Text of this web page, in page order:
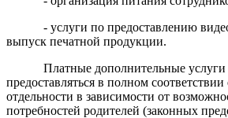
- услуги по предоставлению
выпуск печатной продукции.
Платные дополнительные услуги
предоставляться в полном
отдельности в зависимости от
потребностей родителей (законных